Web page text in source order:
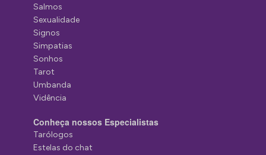
Salmos
Sexualidade
Signos
Simpatias
Sonhos
Tarot
Umbanda
Vidência
Conheça nossos Especialistas
Tarólogos
Estelas do chat